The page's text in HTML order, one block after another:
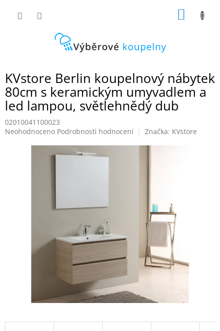
KVstore Berlin koupelnový nábytek
80cm s keramickým umyvadlem a
led lampou, světlehnědý dub
02010041100023
Průměrné
Neohodnoceno Podrobnosti hodnocení Značka: KVstore